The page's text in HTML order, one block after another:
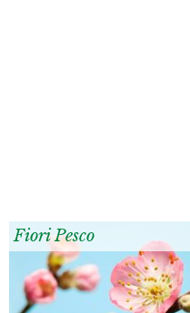
Fiori Pesco